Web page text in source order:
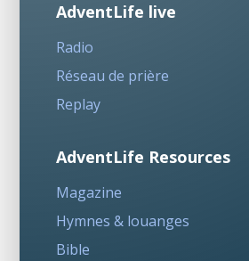
AdventLife live
Radio
Réseau de prière
Replay
AdventLife Resources
Magazine
Hymnes & louanges
Bible